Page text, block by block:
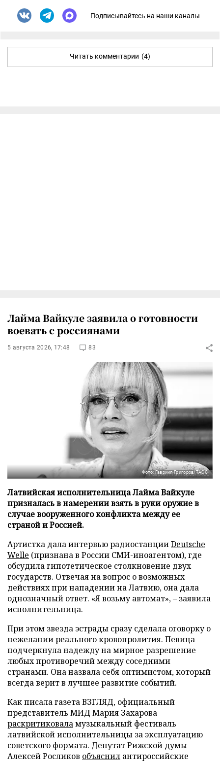
Подписывайтесь на наши каналы
Читать комментарии (4)
Лайма Вайкуле заявила о готовности
воевать с россиянами
5 августа 2026, 17:48 83
Фото: Гавриил Григоров/ТАСС
Латвийская исполнительница Лайма Вайкуле
призналась в намерении взять в руки оружие в
случае вооруженного конфликта между ее
страной и Россией.
Артистка дала интервью радиостанцииDeutsche
Welle (признана в России СМИ-иноагентом), где
обсудила гипотетическое столкновение двух
государств. Отвечая на вопрос о возможных
действиях при нападении на Латвию, она дала
однозначный ответ. «Я возьму автомат», – заявила
исполнительница.
При этом звезда эстрады сразу сделала оговорку о
нежелании реального кровопролития. Певица
подчеркнула надежду на мирное разрешение
любых противоречий между соседними
странами. Она назвала себя оптимистом, который
всегда верит в лучшее развитие событий.
Как писала газета ВЗГЛЯД, официальный
представитель МИД Мария Захарова
раскритиковаламузыкальный фестиваль
латвийской исполнительницы за эксплуатацию
советского формата. Депутат Рижской думы
Алексей Росликов объяснил антироссийские